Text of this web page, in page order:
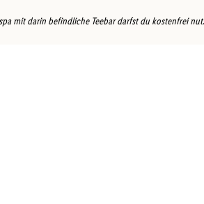
mit darin befindliche Teebar darfst du kostenfrei